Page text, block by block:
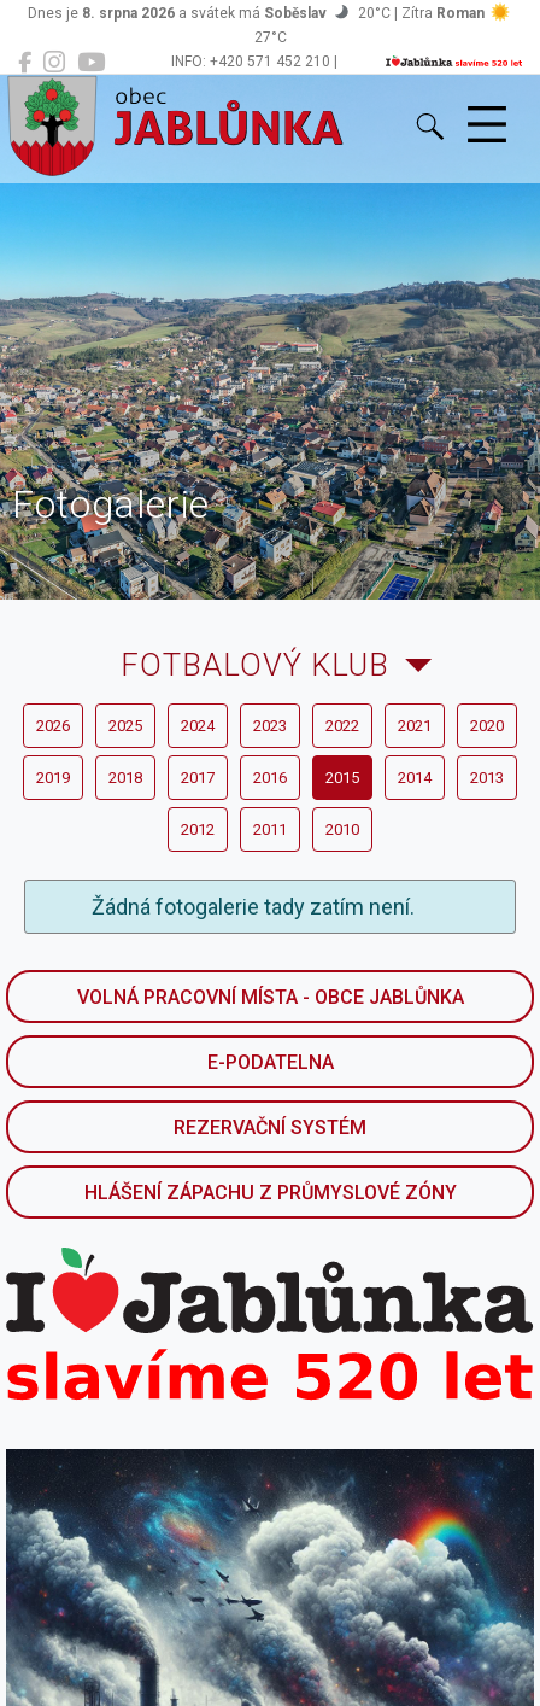
INFO: +420 571 452 210 |
Dnes je 8. srpna 2026 a svátek má Soběslav 20°C | Zítra Roman
27°C
Jablůnka
Fotogalerie
VOLNÁ PRACOVNÍ MÍSTA - OBCE JABLŮNKA
E-PODATELNA
REZERVAČNÍ SYSTÉM
HLÁŠENÍ ZÁPACHU Z PRŮMYSLOVÉ ZÓNY
FOTBALOVÝ KLUB
2026 2025 2024 2023 2022 2021 2020
2019 2018 2017 2016 2015 2014 2013
2012 2011 2010
Žádná fotogalerie tady zatím není.